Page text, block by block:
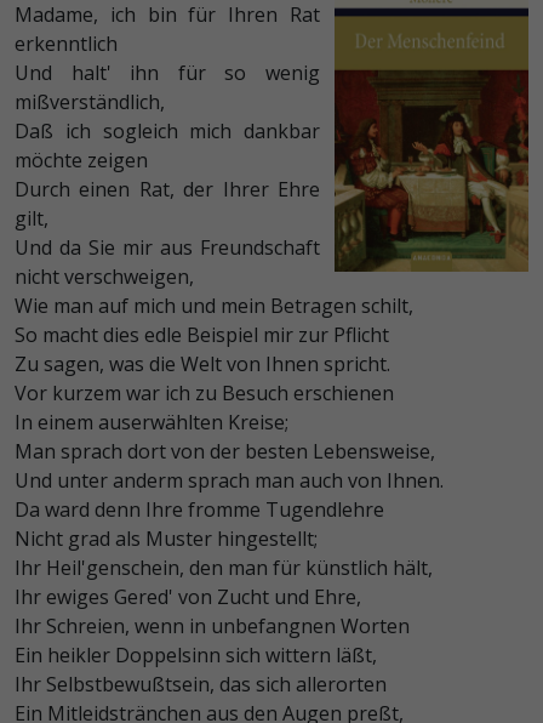
Madame, ich bin für Ihren Rat
erkenntlich
Und halt' ihn für so wenig
mißverständlich,
Daß ich sogleich mich dankbar
möchte zeigen
Durch einen Rat, der Ihrer Ehre
gilt,
Und da Sie mir aus Freundschaft
nicht verschweigen,
Wie man auf mich und mein Betragen schilt,
So macht dies edle Beispiel mir zur Pflicht
Zu sagen, was die Welt von Ihnen spricht.
Vor kurzem war ich zu Besuch erschienen
In einem auserwählten Kreise;
Man sprach dort von der besten Lebensweise,
Und unter anderm sprach man auch von Ihnen.
Da ward denn Ihre fromme Tugendlehre
Nicht grad als Muster hingestellt;
Ihr Heil'genschein, den man für künstlich hält,
Ihr ewiges Gered' von Zucht und Ehre,
Ihr Schreien, wenn in unbefangnen Worten
Ein heikler Doppelsinn sich wittern läßt,
Ihr Selbstbewußtsein, das sich allerorten
Ein Mitleidstränchen aus den Augen preßt,